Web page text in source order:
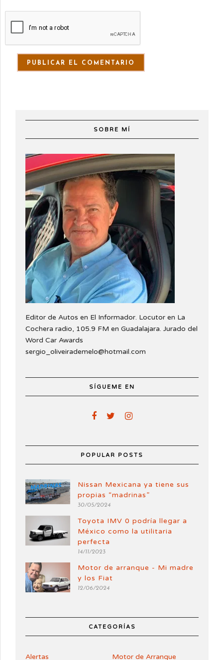
SOBRE MÍ
Editor de Autos en El Informador. Locutor en La
Cochera radio, 105.9 FM en Guadalajara. Jurado del
Word Car Awards
sergio_oliveirademelo@hotmail.com
SÍGUEME EN
POPULAR POSTS
Nissan Mexicana ya tiene sus
propias “madrinas”
30/05/2024
Toyota IMV 0 podría llegar a
México como la utilitaria
perfecta
14/11/2023
Motor de arranque - Mi madre
y los Fiat
12/06/2024
CATEGORÍAS
Alertas Motor de Arranque